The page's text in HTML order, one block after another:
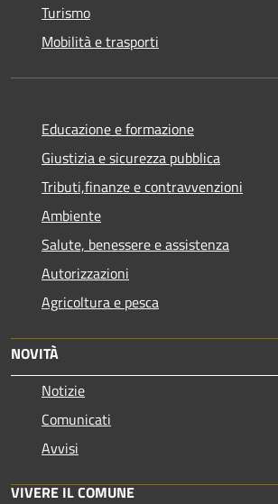
Turismo
Mobilità e trasporti
Educazione e formazione
Giustizia e sicurezza pubblica
Tributi,finanze e contravvenzioni
Ambiente
Salute, benessere e assistenza
Autorizzazioni
Agricoltura e pesca
NOVITÀ
Notizie
Comunicati
Avvisi
VIVERE IL COMUNE